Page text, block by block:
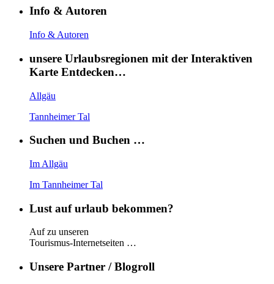
Info & Autoren
Info & Autoren
unsere Urlaubsregionen mit der Interaktiven
Karte Entdecken…
Allgäu
Tannheimer Tal
Suchen und Buchen …
Im Allgäu
Im Tannheimer Tal
Lust auf urlaub bekommen?
Auf zu unseren
Tourismus-Internetseiten …
Unsere Partner / Blogroll